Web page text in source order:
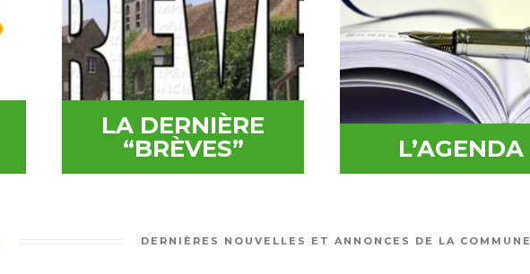
LA DERNIÈRE
“BRÈVES”
L’AGENDA
DERNIÈRES NOUVELLES ET ANNONCES DE LA COMMUNE